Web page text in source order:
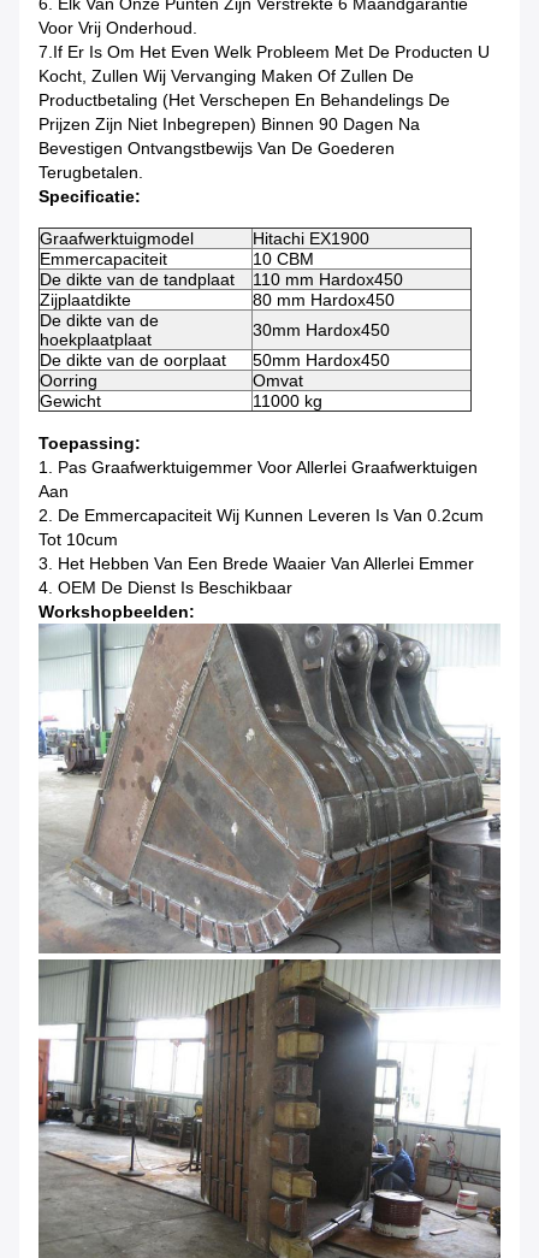
6. Elk Van Onze Punten Zijn Verstrekte 6 Maandgarantie
Voor Vrij Onderhoud.
7.If Er Is Om Het Even Welk Probleem Met De Producten U
Kocht, Zullen Wij Vervanging Maken Of Zullen De
Productbetaling (het Verschepen En Behandelings De
Prijzen Zijn Niet Inbegrepen) Binnen 90 Dagen Na
Bevestigen Ontvangstbewijs Van De Goederen
Terugbetalen.
Specificatie:
Graafwerktuigmodel
Hitachi EX1900
Emmercapaciteit
10 CBM
De dikte van de tandplaat
110 mm Hardox450
Zijplaatdikte
80 mm Hardox450
De dikte van de
hoekplaatplaat
30mm Hardox450
De dikte van de oorplaat
50mm Hardox450
Oorring
Omvat
Gewicht
11000 kg
Toepassing:
1. Pas Graafwerktuigemmer Voor Allerlei Graafwerktuigen
Aan
2. De Emmercapaciteit Wij Kunnen Leveren Is Van 0.2cum
Tot 10cum
3. Het Hebben Van Een Brede Waaier Van Allerlei Emmer
4. OEM De Dienst Is Beschikbaar
Workshopbeelden: